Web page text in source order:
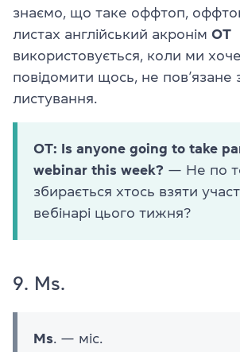
знаємо, що таке оффтоп,
листах англійський акронім OT
використовується, коли ми
повідомити щось, не пов’язане
листування.
OT: Is anyone going to take
webinar this week? — Не по
збирається хтось взяти
вебінарі цього тижня?
9. Ms.
Ms. — міс.